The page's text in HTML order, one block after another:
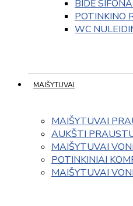
BIDĖ
POTINKINO
WC
MAIŠYTUVAI
MAIŠYTUVAI
AUKŠTI
MAIŠYTUVAI
POTINKINIAI
MAIŠYTUVAI